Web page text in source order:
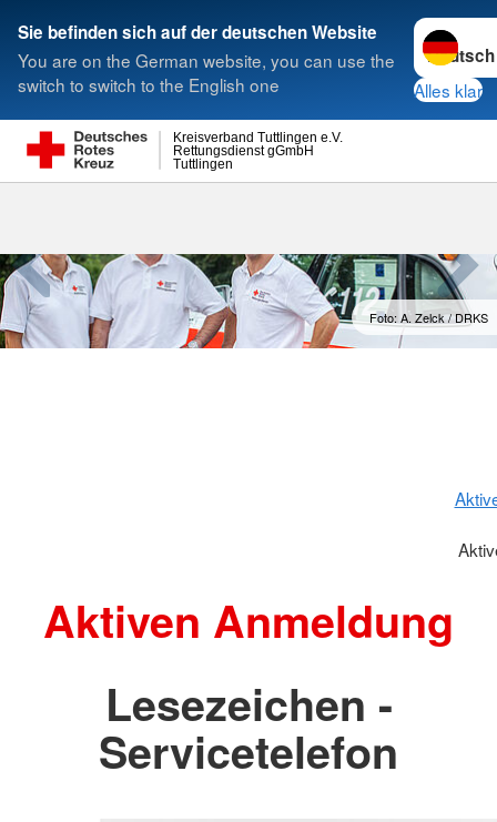
Sie befinden sich auf der deutschen Website
You are on the German website, you can use the
switch to switch to the English one
Sprache
Alles klar
Tuttlingen
Rettungsdienst gGmbH
Kreisverband Tuttlingen e.V.
Suche
Foto: A. Zelck / DRKS
Aktiven Anmeldung
Lesezeichen -
Servicetelefon